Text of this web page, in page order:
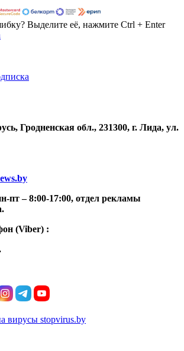
Выделите её, нажмите Ctrl + Enter
Гродненская обл., 231300, г. Лида, ул.
н-пт –8:00-17:00, отдел рекламы
(Viber) :